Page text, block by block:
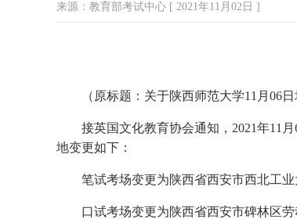
来源：教育部考试中心 [ 2021年11月02日 ]
（原标题：关于陕西师范大学11月06
接英国文化教育协会通知，2021年11
地变更如下：
笔试考场变更为陕西省西安市西北工
口试考场变更为陕西省西安市碑林区